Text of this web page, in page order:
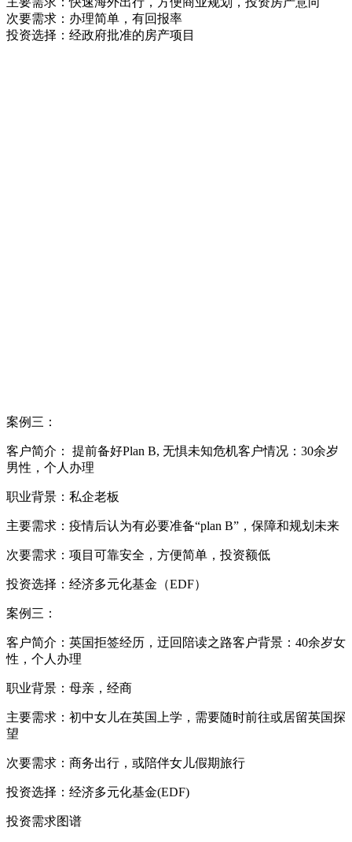
次要需求：办理简单，有回报率
投资选择：经政府批准的房产项目
案例三：
客户简介： 提前备好Plan B, 无惧未知危机客户情况：30余岁
男性，个人办理
职业背景：私企老板
主要需求：疫情后认为有必要准备“plan B”，保障和规划未来
次要需求：项目可靠安全，方便简单，投资额低
投资选择：经济多元化基金（EDF）
案例三：
客户简介：英国拒签经历，迂回陪读之路客户背景：40余岁女
性，个人办理
职业背景：母亲，经商
主要需求：初中女儿在英国上学，需要随时前往或居留英国探
望
次要需求：商务出行，或陪伴女儿假期旅行
投资选择：经济多元化基金(EDF)
投资需求图谱